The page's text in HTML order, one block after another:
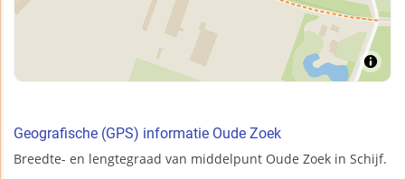
Geografische (GPS) informatie Oude Zoek
Breedte- en lengtegraad van middelpunt Oude Zoek in Schijf.